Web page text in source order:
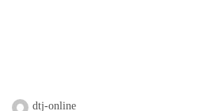
dtj-online